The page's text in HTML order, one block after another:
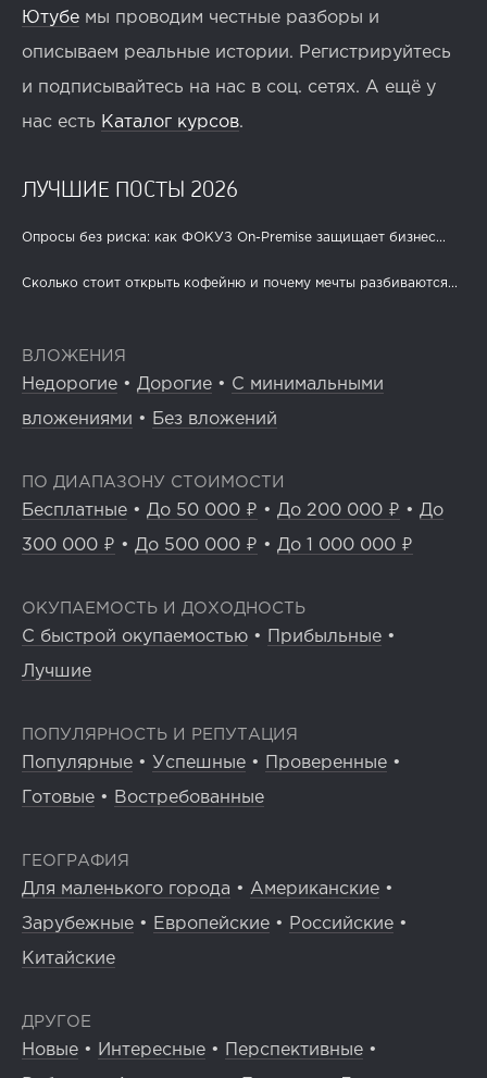
Ютубе мы проводим честные разборы и
описываем реальные истории. Регистрируйтесь
и подписывайтесь на нас в соц. сетях. А ещё у
нас есть Каталог курсов.
ЛУЧШИЕ ПОСТЫ 2026
Опросы без риска: как ФОКУЗ On-Premise защищает бизнес...
Сколько стоит открыть кофейню и почему мечты разбиваются...
ВЛОЖЕНИЯ
Недорогие • Дорогие • С минимальными
вложениями • Без вложений
ПО ДИАПАЗОНУ СТОИМОСТИ
Бесплатные • До 50 000 ₽ • До 200 000 ₽ • До
300 000 ₽ • До 500 000 ₽ • До 1 000 000 ₽
ОКУПАЕМОСТЬ И ДОХОДНОСТЬ
С быстрой окупаемостью • Прибыльные •
Лучшие
ПОПУЛЯРНОСТЬ И РЕПУТАЦИЯ
Популярные • Успешные • Проверенные •
Готовые • Востребованные
ГЕОГРАФИЯ
Для маленького города • Американские •
Зарубежные • Европейские • Российские •
Китайские
ДРУГОЕ
Новые • Интересные • Перспективные •